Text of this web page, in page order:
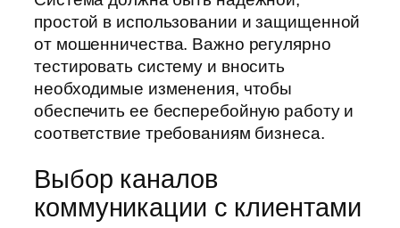
простой в использовании и защищенной
от мошенничества. Важно регулярно
тестировать систему и вносить
необходимые изменения, чтобы
обеспечить ее бесперебойную работу и
соответствие требованиям бизнеса.
Выбор каналов
коммуникации с клиентами